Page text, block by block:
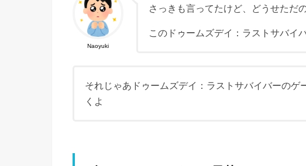
Naoyuki
さっきも言ってたけど、どうせただ
このドゥームズデイ：ラストサバイ
それじゃあドゥームズデイ：ラストサバイバーのゲ
くよ